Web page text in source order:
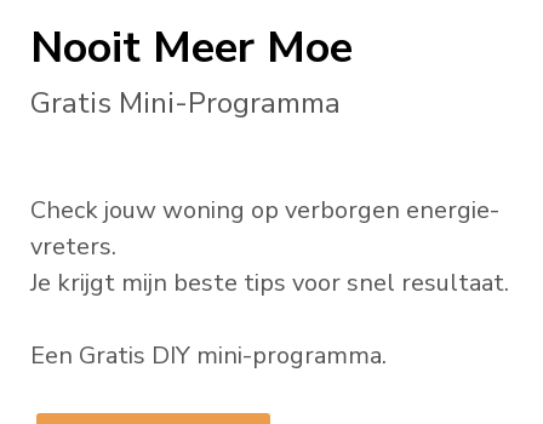
Nooit Meer Moe
Gratis Mini-Programma
Check jouw woning op verborgen energie-
vreters.
Je krijgt mijn beste tips voor snel resultaat.
Een Gratis DIY mini-programma.